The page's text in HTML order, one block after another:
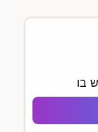
בו